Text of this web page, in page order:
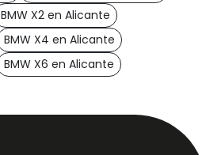
BMW X2 en Alicante
BMW X4 en Alicante
BMW X6 en Alicante